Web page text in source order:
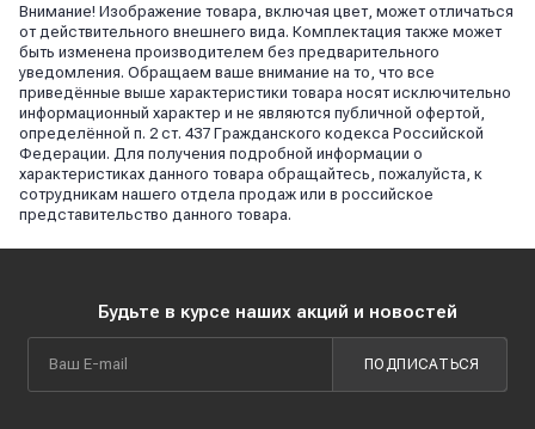
Внимание! Изображение товара, включая цвет, может отличаться
от действительного внешнего вида. Комплектация также может
быть изменена производителем без предварительного
уведомления. Обращаем ваше внимание на то, что все
приведённые выше характеристики товара носят исключительно
информационный характер и не являются публичной офертой,
определённой п. 2 ст. 437 Гражданского кодекса Российской
Федерации. Для получения подробной информации о
характеристиках данного товара обращайтесь, пожалуйста, к
сотрудникам нашего отдела продаж или в российское
представительство данного товара.
Будьте в курсе наших акций и новостей
ПОДПИСАТЬСЯ